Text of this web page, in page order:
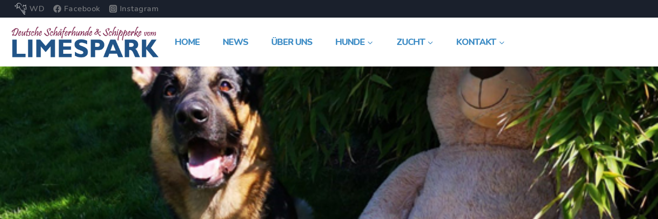
WD Facebook Instagram
HOME NEWS ÜBER UNS HUNDE ZUCHT KONTAKT